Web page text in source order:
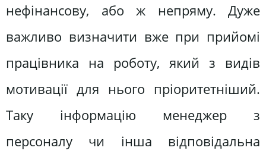
нефінансову, або ж непряму. Дуже
важливо визначити вже при прийомі
працівника на роботу, який з видів
мотивації для нього пріоритетніший.
Таку інформацію менеджер з
персоналу чи інша відповідальна